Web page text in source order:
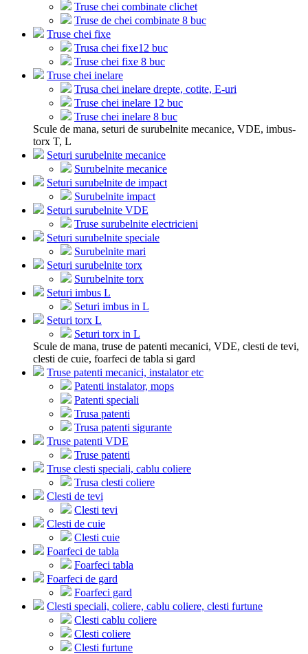
Truse chei combinate clichet
Truse de chei combinate 8 buc
Truse chei fixe
Trusa chei fixe12 buc
Truse chei fixe 8 buc
Truse chei inelare
Trusa chei inelare drepte, cotite, E-uri
Truse chei inelare 12 buc
Truse chei inelare 8 buc
Scule de mana, seturi de surubelnite mecanice, VDE, imbus-
torx T, L
Seturi surubelnite mecanice
Surubelnite mecanice
Seturi surubelnite de impact
Surubelnite impact
Seturi surubelnite VDE
Truse surubelnite electricieni
Seturi surubelnite speciale
Surubelnite mari
Seturi surubelnite torx
Surubelnite torx
Seturi imbus L
Seturi imbus in L
Seturi torx L
Seturi torx in L
Scule de mana, truse de patenti mecanici, VDE, clesti de tevi,
clesti de cuie, foarfeci de tabla si gard
Truse patenti mecanici, instalator etc
Patenti instalator, mops
Patenti speciali
Trusa patenti
Trusa patenti sigurante
Truse patenti VDE
Truse patenti
Truse clesti speciali, cablu coliere
Trusa clesti coliere
Clesti de tevi
Clesti tevi
Clesti de cuie
Clesti cuie
Foarfeci de tabla
Foarfeci tabla
Foarfeci de gard
Foarfeci gard
Clesti speciali, coliere, cablu coliere, clesti furtune
Clesti cablu coliere
Clesti coliere
Clesti furtune